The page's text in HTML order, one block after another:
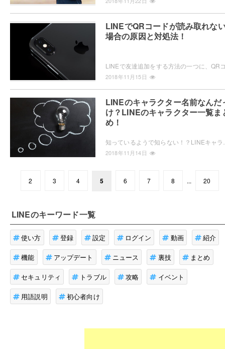
LINEでQRコードが読み取れな
場合の原因と対処法！
2018年11月15日
LINEのキャラクター名前なんだ
け？LINEのキャラクター一覧ま
め！
2018年11月14日
2 3 4 5 6 7 8 ... 20
LINEのキーワード一覧
使い方 登録 設定 ログイン 動画 紹介
機能 アップデート ニュース 裏技 まとめ
セキュリティ トラブル 攻略 イベント
用語説明 初心者向け